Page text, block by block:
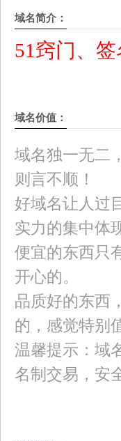
域名简介：
51窍门、
域名价值：
域名独一无二
则言不顺！
好域名让人过
实力的集中体
便宜的东西只
开心的。
品质好的东西
的，感觉特别
温馨提示：域
名制交易，安